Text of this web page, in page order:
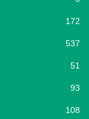
172
537
51
93
108